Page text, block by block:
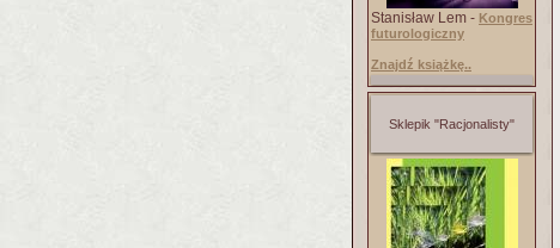
Stanisław Lem - Kongres
futurologiczny
Znajdź książkę..
Sklepik "Racjonalisty"